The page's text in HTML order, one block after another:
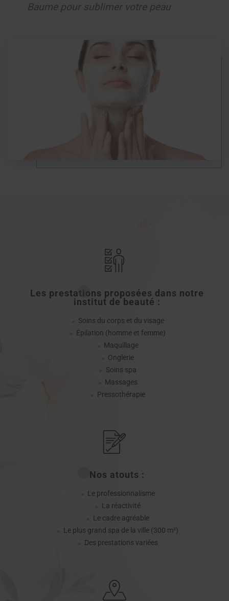
Baume pour sublimer votre peau
Les prestations proposées dans notre
institut de beauté :
Soins du corps et du visage
Épilation (homme et femme)
Maquillage
Onglerie
Soins spa
Massages
Pressothérapie
Nos atouts :
Le professionnalisme
La réactivité
Le cadre agréable
Le plus grand spa de la ville (300 m²)
Des prestations variées